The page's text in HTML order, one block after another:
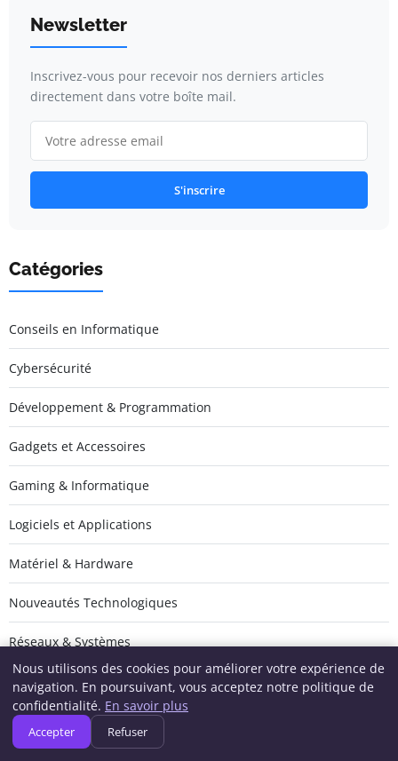
Newsletter
Inscrivez-vous pour recevoir nos derniers articles
directement dans votre boîte mail.
S'inscrire
Catégories
Conseils en Informatique
Cybersécurité
Développement & Programmation
Gadgets et Accessoires
Gaming & Informatique
Logiciels et Applications
Matériel & Hardware
Nouveautés Technologiques
Réseaux & Systèmes
Tech
Nous utilisons des cookies pour améliorer votre expérience de
navigation. En poursuivant, vous acceptez notre politique de
confidentialité. En savoir plus
Accepter Refuser